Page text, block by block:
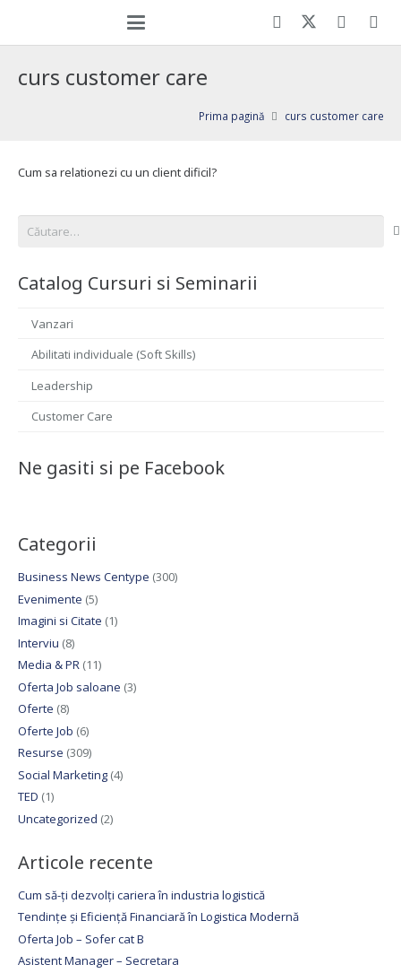
curs customer care
Prima pagină curs customer care
Cum sa relationezi cu un client dificil?
după:
Catalog Cursuri si Seminarii
Vanzari
Abilitati individuale (Soft Skills)
Leadership
Customer Care
Ne gasiti si pe Facebook
Categorii
Business News Centype (300)
Evenimente (5)
Imagini si Citate (1)
Interviu (8)
Media & PR(11)
Oferta Job saloane (3)
Oferte (8)
Oferte Job (6)
Resurse (309)
Social Marketing(4)
TED (1)
Uncategorized (2)
Articole recente
Cum să-ți dezvolți cariera în industria logistică
Tendințe și Eficiență Financiară în Logistica Modernă
Oferta Job – Sofer cat B
Asistent Manager – Secretara